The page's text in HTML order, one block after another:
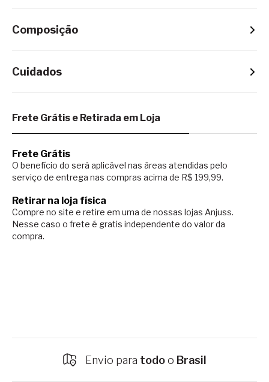
Composição
Cuidados
Frete Grátis e Retirada em Loja
Frete Grátis
O benefício do será aplicável nas áreas atendidas pelo
serviço de entrega nas compras acima de R$ 199,99.
Retirar na loja física
Compre no site e retire em uma de nossas lojas Anjuss.
Nesse caso o frete é gratis independente do valor da
compra.
Envio para todoo Brasil